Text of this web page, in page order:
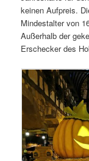
keinen Aufpreis.
Mindestalter von
Außerhalb der
Erschecker des